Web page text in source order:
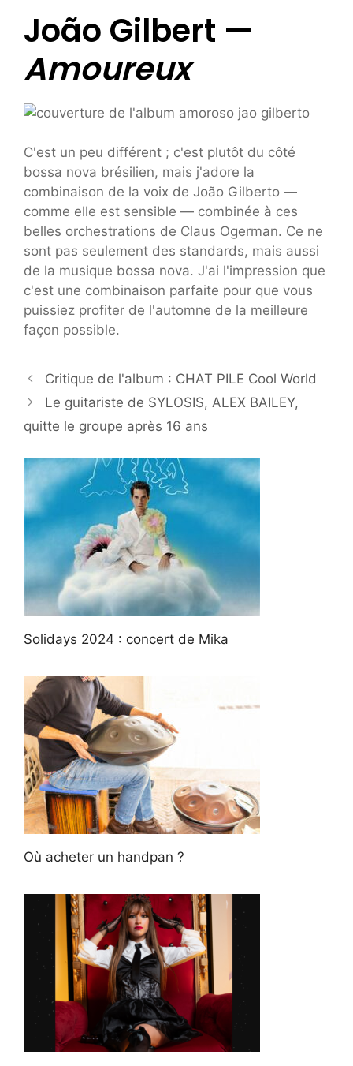
João Gilbert —
Amoureux
C'est un peu différent ; c'est plutôt du côté
bossa nova brésilien, mais j'adore la
combinaison de la voix de João Gilberto —
comme elle est sensible — combinée à ces
belles orchestrations de Claus Ogerman. Ce ne
sont pas seulement des standards, mais aussi
de la musique bossa nova. J'ai l'impression que
c'est une combinaison parfaite pour que vous
puissiez profiter de l'automne de la meilleure
façon possible.
Critique de l'album : CHAT PILE Cool World
Le guitariste de SYLOSIS, ALEX BAILEY,
quitte le groupe après 16 ans
Solidays 2024 : concert de Mika
Où acheter un handpan ?